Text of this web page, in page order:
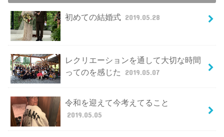
初めての結婚式 2019.05.28
レクリエーションを通して大切な時間
ってのを感じた
2019.05.07
令和を迎えて今考えてること
2019.05.05